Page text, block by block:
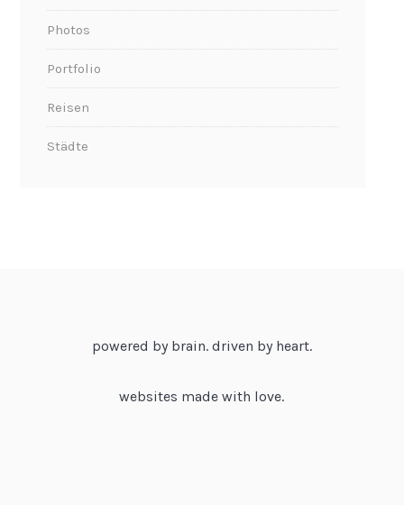
Photos
Portfolio
Reisen
Städte
powered by brain. driven by heart.
websites made with love.